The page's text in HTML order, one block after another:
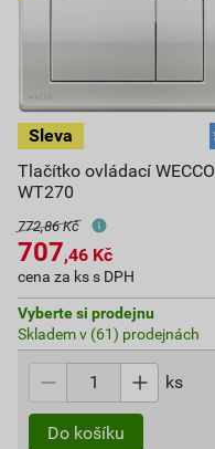
Tlačítko ovládací WECCO
WT270
772,86 Kč
707,46 Kč
cena za ks s DPH
Vyberte si prodejnu
Skladem v (61) prodejnách
ks
Do košíku